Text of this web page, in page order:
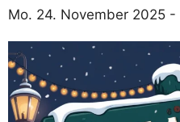
Mo. 24. November 2025 -